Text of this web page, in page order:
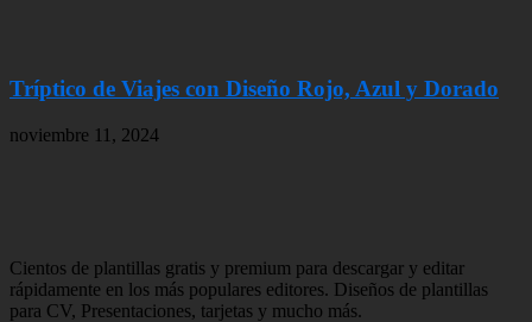
Tríptico de Viajes con Diseño Rojo, Azul y Dorado
noviembre 11, 2024
Cientos de plantillas gratis y premium para descargar y editar
rápidamente en los más populares editores. Diseños de plantillas
para CV, Presentaciones, tarjetas y mucho más.